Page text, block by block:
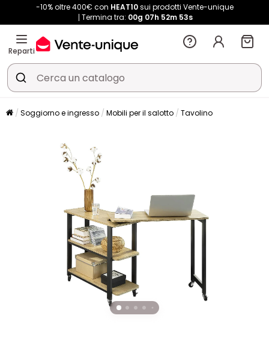
-10% oltre 400€ con HEAT10sui prodotti Vente-unique
Termina tra: 00g 07h 52m 52s
Reparti
Soggiorno e ingresso Mobili per il salotto Tavolino